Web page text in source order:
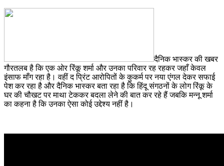
दैनिक भास्कर की खबर
गौरतलब है कि एक ओर रिंकू शर्मा और उनका परिवार रह रहकर जहाँ केवल
इंसाफ माँग रहा है। वहीं द प्रिंट आरोपितों के कुकर्म पर नया एंगल देकर सफाई
पेश कर रहा है और दैनिक भास्कर बता रहा है कि हिंदू संगठनों के लोग रिंकू के
घर की चौखट पर माथा टेककर बदला लेने की बात कर रहे हैं जबकि मन्नू शर्मा
का कहना है कि उनका ऐसा कोई उद्देश्य नहीं है।